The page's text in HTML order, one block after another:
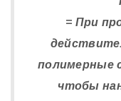
= При
полимерные
чтобы